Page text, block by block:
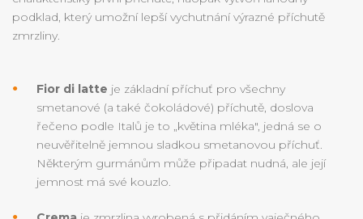
podklad, který umožní lepší vychutnání výrazné příchutě
zmrzliny.
Fior di latte je základní příchuť pro všechny
smetanové (a také čokoládové) příchutě, doslova
řečeno podle Italů je to „květina mléka", jedná se o
neuvěřitelně jemnou sladkou smetanovou příchuť.
Některým gurmánům může připadat nudná, ale její
jemnost má své kouzlo.